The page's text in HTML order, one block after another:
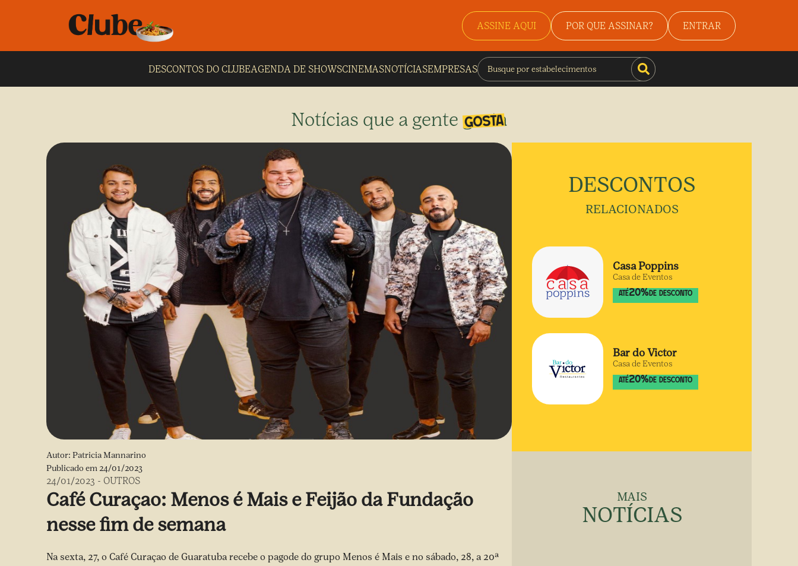
ASSINE AQUI POR QUE ASSINAR? ENTRAR
DESCONTOS DO CLUBEAGENDA DE SHOWSCINEMASNOTÍCIASEMPRESAS
Notícias que a gente gosta
Autor: Patricia Mannarino
Publicado em24/01/2023
24/01/2023 - OUTROS
Café Curaçao: Menos é Mais e Feijão da Fundação
nesse fim de semana
Na sexta, 27, o Café Curaçao de Guaratuba recebe o pagode do grupo Menos é Mais e no sábado, 28, a 20ª
DESCONTOS
RELACIONADOS
Casa Poppins
Casa de Eventos
ATÉ20%DE DESCONTO
Bar do Victor
Casa de Eventos
ATÉ20%DE DESCONTO
MAIS
NOTÍCIAS